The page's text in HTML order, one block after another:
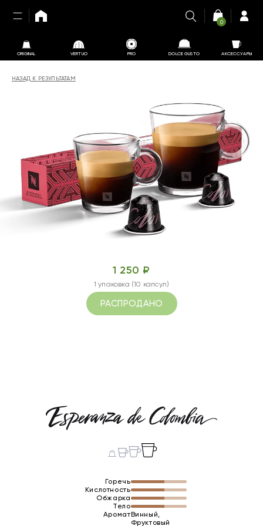
ORIGINAL VERTUO PRO DOLCE GUSTO АКСЕССУАРЫ
0
НАЗАД К РЕЗУЛЬТАТАМ
1 250 ₽
1 упаковка (10 капсул)
РАСПРОДАНО
Горечь
Кислотность
Обжарка
Тело
АроматВинный,
Фруктовый